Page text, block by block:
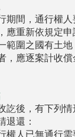
期間，通行權
應重新依規定申
範圍之國有土
，應逐案計收償
訖後，有下列
退還：
權人已無通行